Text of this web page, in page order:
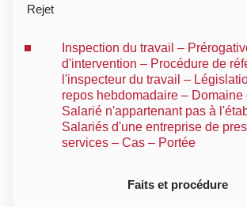
Rejet
Inspection du travail –
d'intervention – Procédure de
l'inspecteur du travail –
repos hebdomadaire –
Salarié n'appartenant pas à
Salariés d'une entreprise de
services – Cas – Portée
Faits et procédure